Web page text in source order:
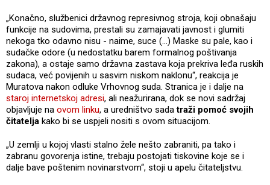
„Konačno, službenici državnog represivnog stroja, koji obnašaju
funkcije na sudovima, prestali su zamajavati javnost i glumiti
nekoga tko odavno nisu - naime, suce (...) Maske su pale, kao i
sudačke odore (u nedostatku barem formalnog poštivanja
zakona), a ostaje samo državna zastava koja prekriva leđa ruskih
sudaca, već povijenih u sasvim niskom naklonu“, reakcija je
Muratova nakon odluke Vrhovnog suda. Stranica je i dalje na
staroj internetskoj adresi, ali neažurirana, dok se novi sadržaj
objavljuje na ovom linku, a uredništvo sadatraži pomoć svojih
čitatelja kako bi se uspjeli nositi s ovom situacijom.
„U zemlji u kojoj vlasti stalno žele nešto zabraniti, pa tako i
zabranu govorenja istine, trebaju postojati tiskovine koje se i
dalje bave poštenim novinarstvom“, stoji u apelu čitateljstvu.